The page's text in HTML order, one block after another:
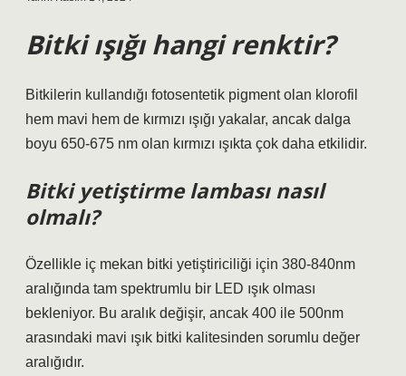
Bitki ışığı hangi renktir?
Bitkilerin kullandığı fotosentetik pigment olan klorofil
hem mavi hem de kırmızı ışığı yakalar, ancak dalga
boyu 650-675 nm olan kırmızı ışıkta çok daha etkilidir.
Bitki yetiştirme lambası nasıl
olmalı?
Özellikle iç mekan bitki yetiştiriciliği için 380-840nm
aralığında tam spektrumlu bir LED ışık olması
bekleniyor. Bu aralık değişir, ancak 400 ile 500nm
arasındaki mavi ışık bitki kalitesinden sorumlu değer
aralığıdır.